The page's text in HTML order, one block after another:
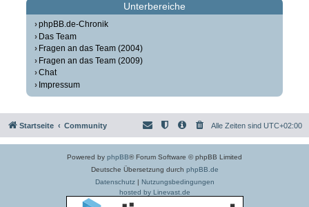
Unterbereiche
phpBB.de-Chronik
Das Team
Fragen an das Team (2004)
Fragen an das Team (2009)
Chat
Impressum
Startseite Community Alle Zeiten sind UTC+02:00
Powered by phpBB® Forum Software © phpBB Limited
Deutsche Übersetzung durch phpBB.de
Datenschutz| Nutzungsbedingungen
hosted by Linevast.de